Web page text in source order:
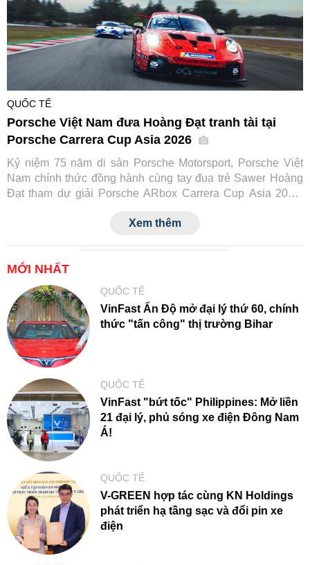
QUỐC TẾ
Porsche Việt Nam đưa Hoàng Đạt tranh tài tại
Porsche Carrera Cup Asia 2026
Kỷ niệm 75 năm di sản Porsche Motorsport, Porsche Việt
Nam chính thức đồng hành cùng tay đua trẻ Sawer Hoàng
Đạt tham dự giải Porsche ARbox Carrera Cup Asia 2026.
trường danh giá này, đồng thời đánh dấu cột mốc mới trong
Xem thêm
MỚI NHẤT
QUỐC TẾ
VinFast Ấn Độ mở đại lý thứ 60, chính
thức "tấn công" thị trường Bihar
QUỐC TẾ
VinFast "bứt tốc" Philippines: Mở liền
21 đại lý, phủ sóng xe điện Đông Nam
Á!
QUỐC TẾ
V-GREEN hợp tác cùng KN Holdings
phát triển hạ tầng sạc và đổi pin xe
điện